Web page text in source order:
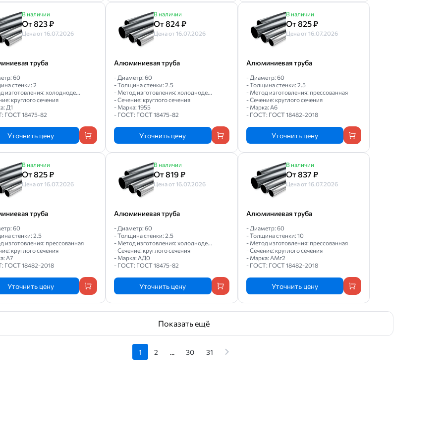
В наличии
От 823 ₽
Цена от 16.07.2026
труба
60
стенки: 2
изготовления: холодноде...
круглого сечения
Д1
ГОСТ 18475-82
Уточнить цену
В наличии
От 824 ₽
Цена от 16.07.2026
Алюминиевая труба
- Диаметр: 60
- Толщина стенки: 2.5
- Метод изготовления: холодноде...
- Сечение: круглого сечения
- Марка: 1955
- ГОСТ: ГОСТ 18475-82
Уточнить цену
В наличии
От 825 ₽
Цена от 16.07.2026
Алюминиевая труба
- Диаметр: 60
- Толщина стенки: 2.5
- Метод изготовления: прессованная
- Сечение: круглого сечения
- Марка: А6
- ГОСТ: ГОСТ 18482-2018
Уточнить цену
В наличии
От 825 ₽
Цена от 16.07.2026
труба
60
стенки: 2.5
изготовления: прессованная
круглого сечения
А7
ГОСТ 18482-2018
Уточнить цену
В наличии
От 819 ₽
Цена от 16.07.2026
Алюминиевая труба
- Диаметр: 60
- Толщина стенки: 2.5
- Метод изготовления: холодноде...
- Сечение: круглого сечения
- Марка: АД0
- ГОСТ: ГОСТ 18475-82
Уточнить цену
В наличии
От 837 ₽
Цена от 16.07.2026
Алюминиевая труба
- Диаметр: 60
- Толщина стенки: 10
- Метод изготовления: прессованная
- Сечение: круглого сечения
- Марка: АМг2
- ГОСТ: ГОСТ 18482-2018
Уточнить цену
Показать ещё
1 2 ... 30 31